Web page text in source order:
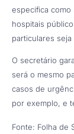
especifica como
hospitais
particulares seja
O secretário
será o mesmo
casos de
por exemplo, e
Fonte: Folha de